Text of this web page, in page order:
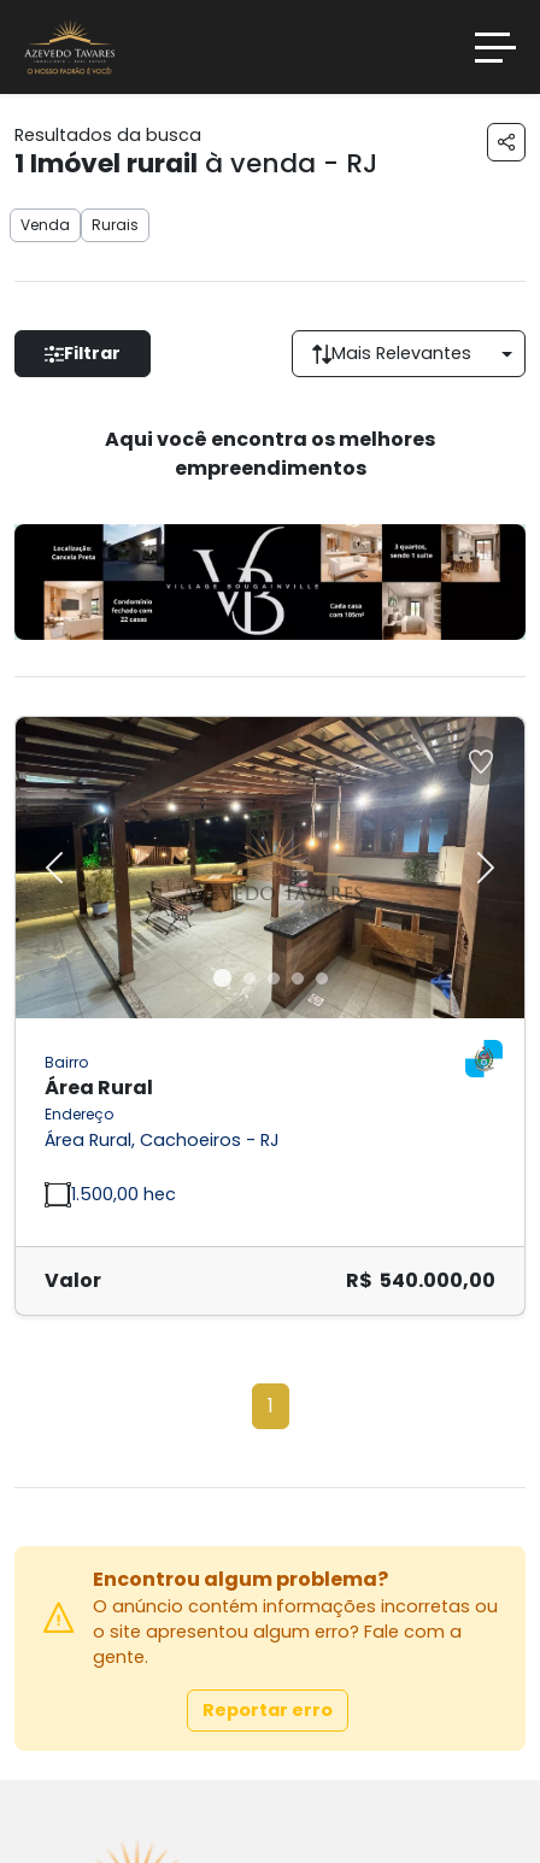
Resultados da busca
1 Imóvel rurail à venda - RJ
Venda Rurais
Filtrar Mais Relevantes
Aqui você encontra os melhores
empreendimentos
Previous Next
Bairro
Área Rural
Endereço
Área Rural, Cachoeiros - RJ
1.500,00 hec
Valor R$ 540.000,00
1
Encontrou algum problema?
O anúncio contém informações incorretas ou
o site apresentou algum erro? Fale com a
gente.
Reportar erro